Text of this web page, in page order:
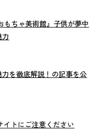
もちゃ美術館』子供が夢中
力を徹底解説！の記事を公
イトにご注意ください